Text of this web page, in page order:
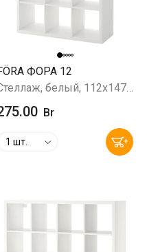
ФОРА 12
Стеллаж, белый, 112x147 см
Br
1 шт.